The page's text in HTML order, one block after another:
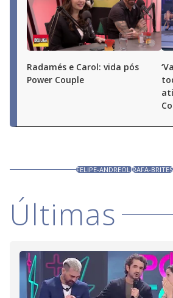
Radamés e Carol: vida pós
Power Couple
FELIPE-ANDREOLIRAFA-BRITES
Últimas